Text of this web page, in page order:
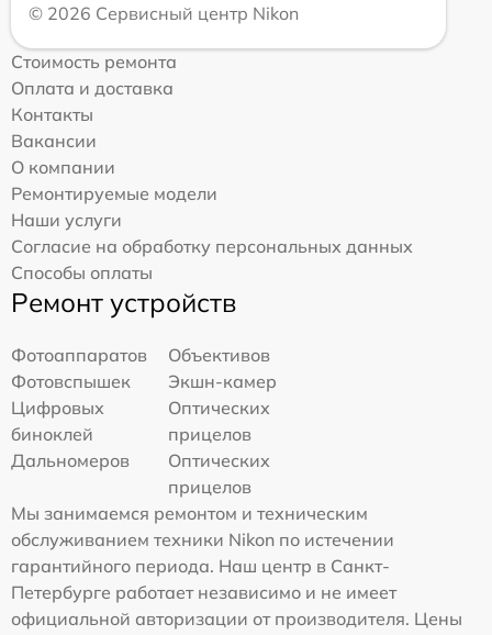
© 2026 Сервисный центр Nikon
Стоимость ремонта
Оплата и доставка
Контакты
Вакансии
О компании
Ремонтируемые модели
Наши услуги
Согласие на обработку персональных данных
Способы оплаты
Ремонт устройств
Фотоаппаратов
Объективов
Фотовспышек
Экшн-камер
Цифровых
биноклей
Оптических
прицелов
Дальномеров
Оптических
прицелов
Мы занимаемся ремонтом и техническим
обслуживанием техники Nikon по истечении
гарантийного периода. Наш центр в Санкт-
Петербурге работает независимо и не имеет
официальной авторизации от производителя. Цены